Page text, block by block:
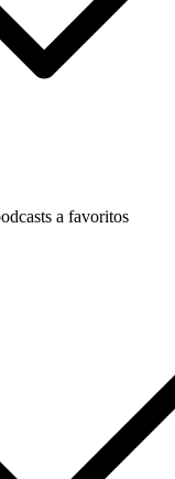
a favoritos